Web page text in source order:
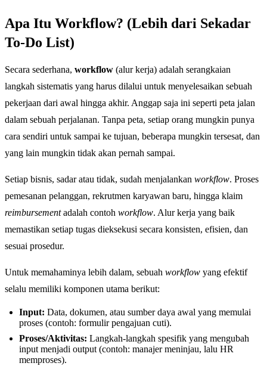
Apa Itu Workflow? (Lebih dari Sekadar
To-Do List)
Secara sederhana, workflow (alur kerja) adalah serangkaian
langkah sistematis yang harus dilalui untuk menyelesaikan sebuah
pekerjaan dari awal hingga akhir. Anggap saja ini seperti peta jalan
dalam sebuah perjalanan. Tanpa peta, setiap orang mungkin punya
cara sendiri untuk sampai ke tujuan, beberapa mungkin tersesat, dan
yang lain mungkin tidak akan pernah sampai.
Setiap bisnis, sadar atau tidak, sudah menjalankan workflow. Proses
pemesanan pelanggan, rekrutmen karyawan baru, hingga klaim
reimbursementadalah contoh workflow. Alur kerja yang baik
memastikan setiap tugas dieksekusi secara konsisten, efisien, dan
sesuai prosedur.
Untuk memahaminya lebih dalam, sebuah workflow yang efektif
selalu memiliki komponen utama berikut:
Input: Data, dokumen, atau sumber daya awal yang memulai
proses (contoh: formulir pengajuan cuti).
Proses/Aktivitas: Langkah-langkah spesifik yang mengubah
input menjadi output (contoh: manajer meninjau, lalu HR
memproses).